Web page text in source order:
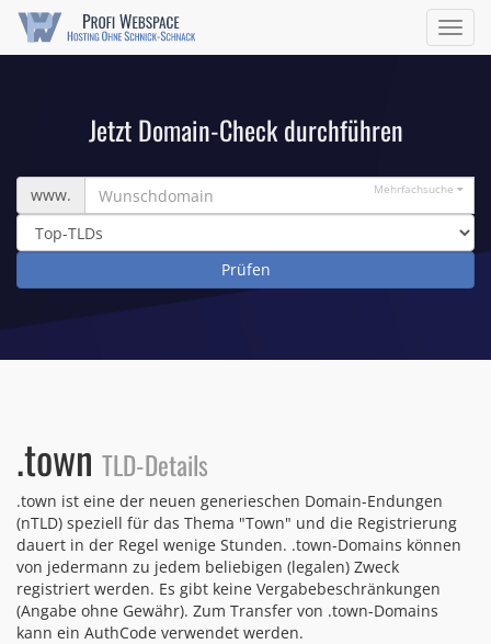
ein/
Jetzt Domain-Check durchführen
Wunschdomain
www. Mehrfachsuche
.town TLD-Details
.town ist eine der neuen generieschen Domain-Endungen
(nTLD) speziell für das Thema "Town" und die Registrierung
dauert in der Regel wenige Stunden. .town-Domains können
von jedermann zu jedem beliebigen (legalen) Zweck
registriert werden. Es gibt keine Vergabebeschränkungen
(Angabe ohne Gewähr). Zum Transfer von .town-Domains
kann ein AuthCode verwendet werden.